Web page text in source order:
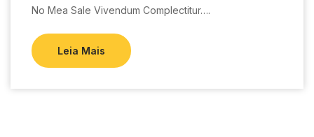
No Mea Sale Vivendum Complectitur….
Leia Mais